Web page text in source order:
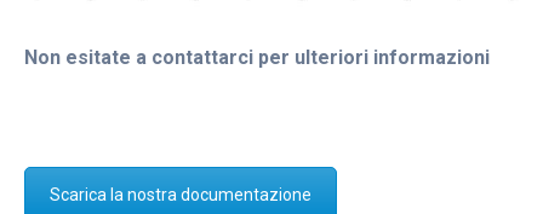
Non esitate a contattarci per ulteriori informazioni
Scarica la nostra documentazione